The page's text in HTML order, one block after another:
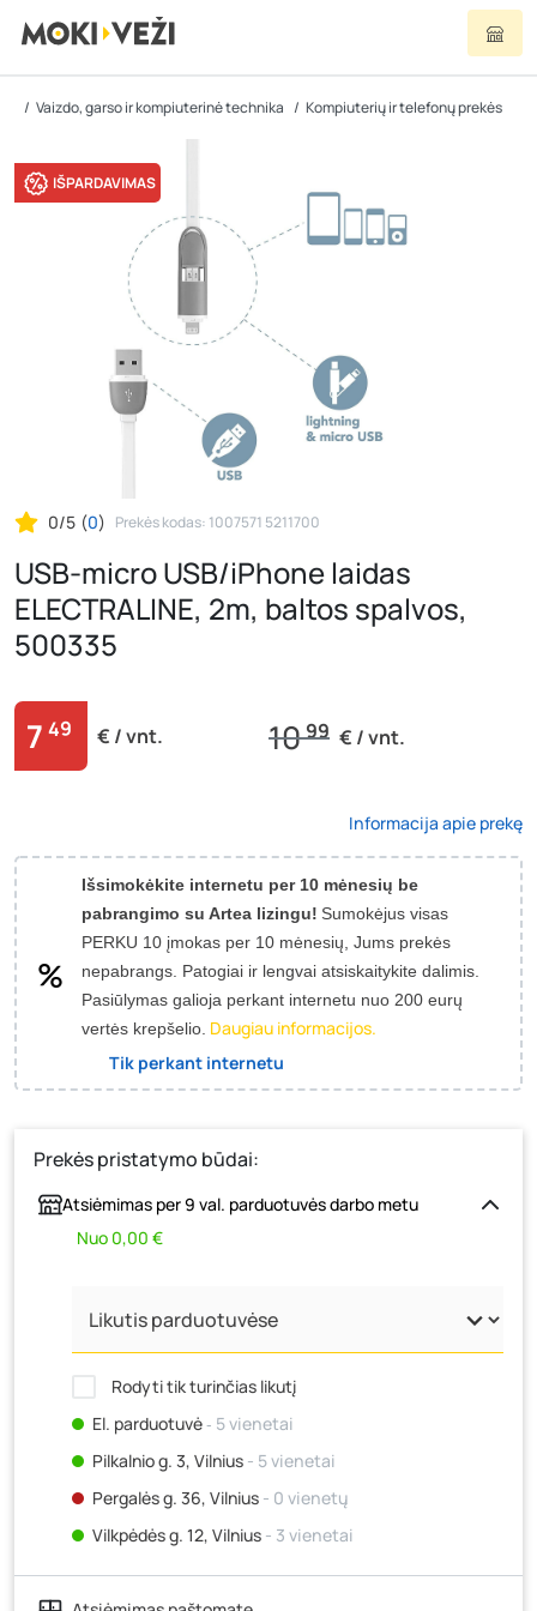
Vaizdo, garso ir kompiuterinė technika Kompiuterių ir telefonų prekės
IŠPARDAVIMAS
0/5 (0) Prekės kodas: 1007571 5211700
USB-micro USB/iPhone laidas
ELECTRALINE, 2m, baltos spalvos,
500335
7 49 € / vnt. 1099 € / vnt.
Informacija apie prekę
Išsimokėkite internetu per 10 mėnesių be
pabrangimo su Artea lizingu! Sumokėjus visas
PERKU 10 įmokas per 10 mėnesių, Jums prekės
nepabrangs. Patogiai ir lengvai atsiskaitykite dalimis.
Pasiūlymas galioja perkant internetu nuo 200 eurų
vertės krepšelio. Daugiau informacijos.
Tik perkant internetu
Prekės pristatymo būdai:
Atsiėmimas per 9 val. parduotuvės darbo metu
Nuo 0,00 €
Rodyti tik turinčias likutį
El. parduotuvė‐ 5 vienetai
Pilkalnio g. 3, Vilnius - 5 vienetai
Pergalės g. 36, Vilnius - 0 vienetų
Vilkpėdės g. 12, Vilnius - 3 vienetai
Ateities g. 15, Vilnius- 0 vienetų